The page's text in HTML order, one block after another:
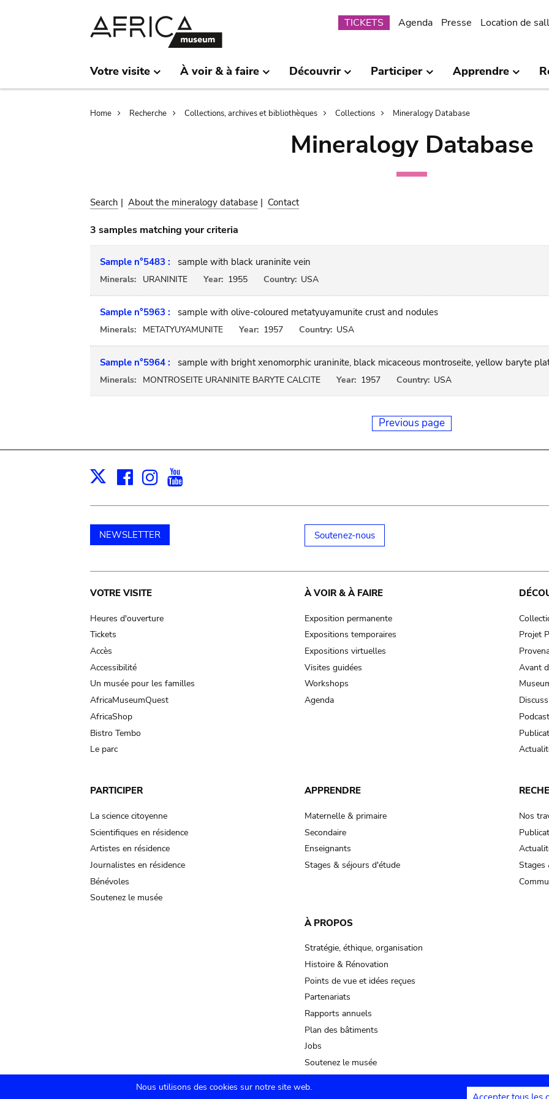
Submenu
TICKETS Agenda Presse Location de
Votre visite À voir & à faire Découvrir Participer Apprendre
Breadcrumb
Home Recherche Collections, archives et bibliothèques Collections Mineralogy Database
Mineralogy Database
Search | About the mineralogy database | Contact
3 samples matching your criteria
Sample n°5483 : sample with black uraninite vein
Minerals: URANINITE Year: 1955 Country: USA
Sample n°5963 : sample with olive-coloured metatyuyamunite crust and nodules
Minerals: METATYUYAMUNITE Year: 1957 Country: USA
Sample n°5964 : sample with bright xenomorphic uraninite, black micaceous montroseite, yellow baryte
Minerals: MONTROSEITE URANINITE BARYTE CALCITE Year: 1957 Country: USA
Previous page
X Facebook
Instagram
NEWSLETTER Soutenez-nous
Main
navigation
VOTRE VISITE
Heures d'ouverture
Tickets
Accès
Accessibilité
Un musée pour les familles
AfricaMuseumQuest
AfricaShop
Bistro Tembo
Le parc
À VOIR & À FAIRE
Exposition permanente
Expositions temporaires
Expositions virtuelles
Visites guidées
Workshops
Agenda
Projet
Avant
PARTICIPER
La science citoyenne
Scientifiques en résidence
Artistes en résidence
Journalistes en résidence
Bénévoles
Soutenez le musée
APPRENDRE
Maternelle & primaire
Secondaire
Enseignants
Stages & séjours d'étude
Nos
Stages
À PROPOS
Stratégie, éthique, organisation
Histoire & Rénovation
Points de vue et idées reçues
Partenariats
Rapports annuels
Plan des bâtiments
Jobs
Soutenez le musée
Nous utilisons des cookies sur notre site web.